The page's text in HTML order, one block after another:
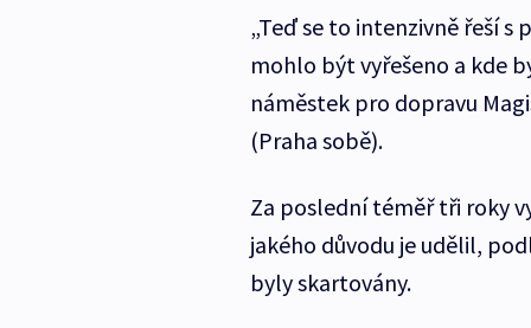
„Teď se to intenzivně řeší
mohlo být vyřešeno a kde
náměstek pro dopravu
(Praha sobě).
Za poslední téměř tři roky
jakého důvodu je udělil,
byly skartovány.